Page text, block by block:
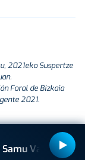
2021eko Suspertze
Foral de Bizkaia
2021.
Samu Valcárcel